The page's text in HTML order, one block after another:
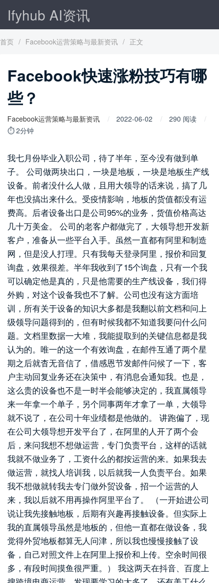
Ifyhub AI资讯
首页 / Facebook运营策略与最新资讯 / 正文
Facebook快速涨粉技巧有哪
些？
Facebook运营策略与最新资讯 2022-06-02
290 阅读
⏱ 2分钟
我七月份毕业入职公司，待了半年，至今没有做到单
子。 公司做两块出口，一块是地板，一块是地板生产线
设备。前者没什么人做，且用大领导的话来说，搞了几
年也没搞出来什么。受疫情影响，地板的货值都没有运
费高。后者设备出口是公司95%的业务，货值价格高达
几十万美金。 公司的老客户都做完了，大领导想开发新
客户，准备从一些平台入手。虽然一直都有阿里和制造
网，但是没人打理。只有我每天登录阿里，报价和回复
询盘，效果很差。半年我收到了15个询盘，只有一个我
可以确定他是真的，只是他需要的生产线设备，我们得
外购，对这个设备我也不了解。公司也没有这方面培
训，所有关于设备的知识大多都是我翻以前文档和问上
级领导问题得到的，但有时候我都不知道我要问什么问
题。文档里数据一大堆，我能提取到的关键信息都是我
认为的。唯一的这一个有效询盘，在邮件互通了两个星
期之后就杳无音信了，借感恩节发邮件问候了一下，客
户主动回复业务还在决策中，有消息会通知我。也是，
这么贵的设备也不是一时半会能够决定的，我直属领导
来一年拿一个单子，另个同事两年才拿了一单，大领导
就不说了，在公司十年业绩都是他做的。 讲跑偏了，现
在公司大领导想开发平台了，在阿里的人开了两个会
后，来问我想不想做运营，专门负责平台，这样的话就
我就不做业务了，工资什么的都按运营的来。如果我去
做运营，就找人培训我，以后就我一人负责平台。如果
我不想做就转我去专门做外贸设备，招一个运营的人
来，我以后就不用再操作阿里平台了。 （一开始进公司
说让我先接触地板，后期有兴趣再接触设备。但实际上
我的直属领导虽然是地板的，但他一直都在做设备，我
觉得外贸地板都算无人问津，所以我也慢慢接触了设
备，自己对照文件上在阿里上报价和上传。空余时间很
多，有段时间摸鱼很严重。） 我这两天在抖音、百度上